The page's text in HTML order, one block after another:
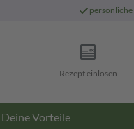
persönliche
Rezept einlösen
Deine Vorteile